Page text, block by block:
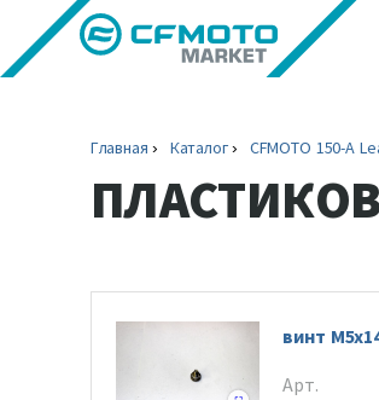
Главная Каталог CFMOTO 150-A
винт
Арт.